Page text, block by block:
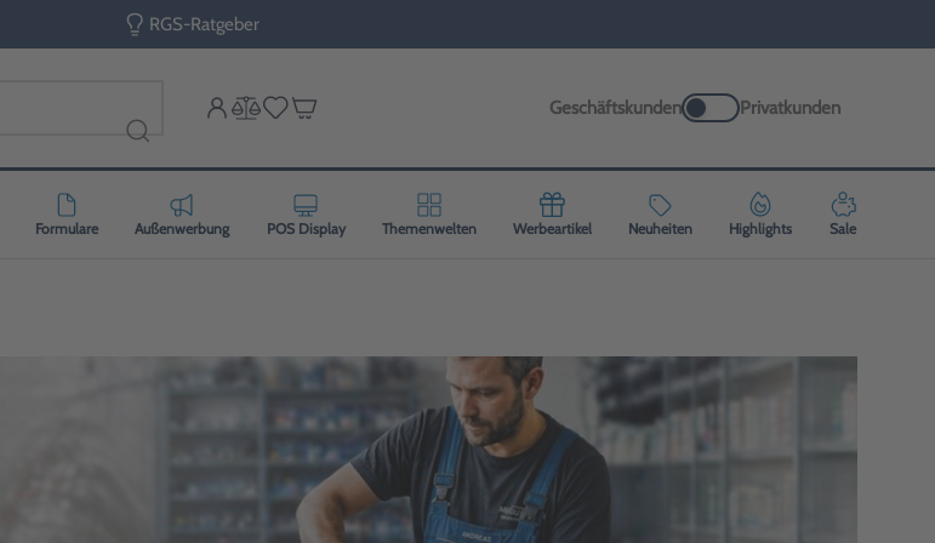
RGS-Ratgeber
Geschäftskunden Privatkunden
Formulare Außenwerbung POS Display Themenwelten Werbeartikel Neuheiten Highlights Sale